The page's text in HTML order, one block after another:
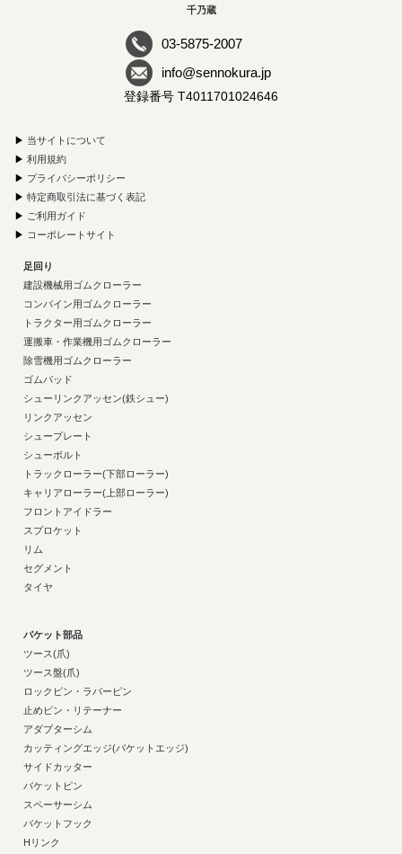
千乃蔵
03-5875-2007
info@sennokura.jp
登録番号 T4011701024646
▶ 当サイトについて
▶ 利用規約
▶ プライバシーポリシー
▶ 特定商取引法に基づく表記
▶ ご利用ガイド
▶ コーポレートサイト
足回り
建設機械用ゴムクローラー
コンバイン用ゴムクローラー
トラクター用ゴムクローラー
運搬車・作業機用ゴムクローラー
除雪機用ゴムクローラー
ゴムパッド
シューリンクアッセン(鉄シュー)
リンクアッセン
シュープレート
シューボルト
トラックローラー(下部ローラー)
キャリアローラー(上部ローラー)
フロントアイドラー
スプロケット
リム
セグメント
タイヤ
バケット部品
ツース(爪)
ツース盤(爪)
ロックピン・ラバーピン
止めピン・リテーナー
アダプターシム
カッティングエッジ(バケットエッジ)
サイドカッター
バケットピン
スペーサーシム
バケットフック
Hリンク